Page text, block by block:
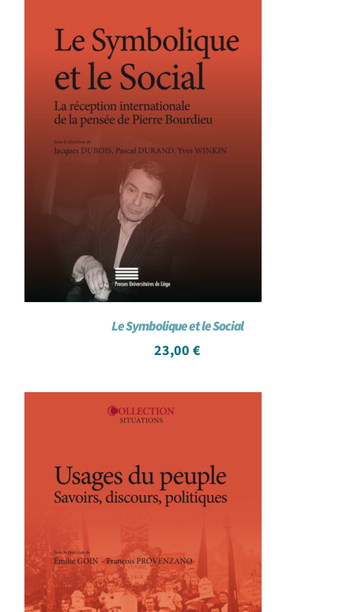
Le Symbolique et le Social
23,00 €